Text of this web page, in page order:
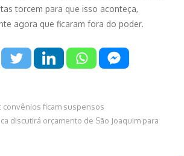
torcem para que isso aconteça,
agora que ficaram fora do poder.
convênios ficam suspensos
discutirá orçamento de São Joaquim para